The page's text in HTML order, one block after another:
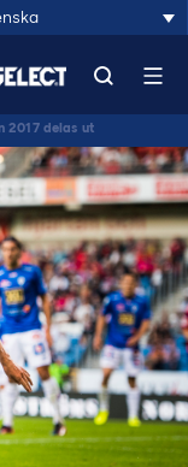
2017 delas ut